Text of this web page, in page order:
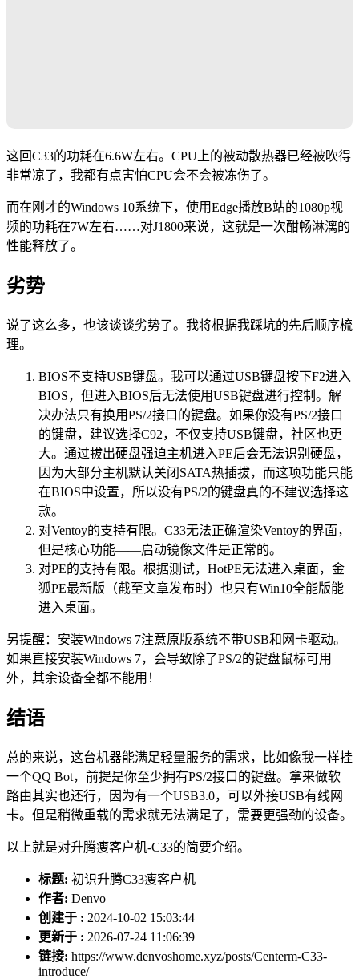
这回C33的功耗在6.6W左右。CPU上的被动散热器已经被吹得
非常凉了，我都有点害怕CPU会不会被冻伤了。
而在刚才的Windows 10系统下，使用Edge播放B站的1080p视
频的功耗在7W左右……对J1800来说，这就是一次酣畅淋漓的
性能释放了。
劣势
说了这么多，也该谈谈劣势了。我将根据我踩坑的先后顺序梳
理。
BIOS不支持USB键盘。我可以通过USB键盘按下F2进入
BIOS，但进入BIOS后无法使用USB键盘进行控制。解
决办法只有换用PS/2接口的键盘。如果你没有PS/2接口
的键盘，建议选择C92，不仅支持USB键盘，社区也更
大。通过拔出硬盘强迫主机进入PE后会无法识别硬盘，
因为大部分主机默认关闭SATA热插拔，而这项功能只能
在BIOS中设置，所以没有PS/2的键盘真的不建议选择这
款。
对Ventoy的支持有限。C33无法正确渲染Ventoy的界面，
但是核心功能——启动镜像文件是正常的。
对PE的支持有限。根据测试，HotPE无法进入桌面，金
狐PE最新版（截至文章发布时）也只有Win10全能版能
进入桌面。
另提醒：安装Windows 7注意原版系统不带USB和网卡驱动。
如果直接安装Windows 7，会导致除了PS/2的键盘鼠标可用
外，其余设备全都不能用！
结语
总的来说，这台机器能满足轻量服务的需求，比如像我一样挂
一个QQ Bot，前提是你至少拥有PS/2接口的键盘。拿来做软
路由其实也还行，因为有一个USB3.0，可以外接USB有线网
卡。但是稍微重载的需求就无法满足了，需要更强劲的设备。
以上就是对升腾瘦客户机-C33的简要介绍。
标题: 初识升腾C33瘦客户机
作者: Denvo
创建于 : 2024-10-02 15:03:44
更新于 : 2026-07-24 11:06:39
链接: https://www.denvoshome.xyz/posts/Centerm-C33-
introduce/